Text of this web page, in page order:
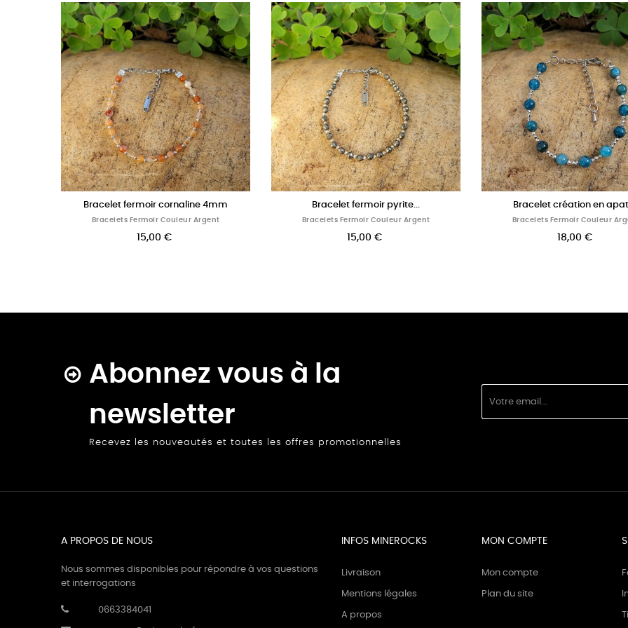
Bracelet 7 chakras
Bracelets Fermoir Couleur Argent
Bracelet création lapis...
Bracelets Fermoir Couleur Argent
Bracelet création en...
Bracelets Fermoir Couleur Argent
Abonnez vous à la
newsletter
Recevez les nouveautés et toutes les offres promotionnelles
A PROPOS DE NOUS
Nous sommes disponibles pour répondre à vos questions
et interrogations
0663384041
INFOS MINEROCKS
Livraison
Mentions légales
A propos
MON COMPTE
Mon compte
Plan du site